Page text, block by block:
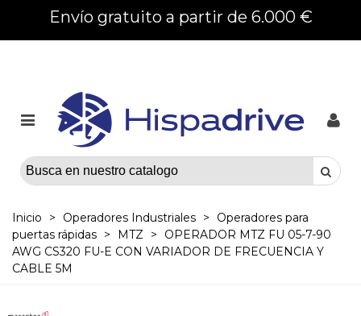
Envío gratuito a partir de 6.000 €
Inicio > Operadores Industriales >
Operadores para
puertas rápidas > MTZ >
OPERADOR MTZ FU 05-7-90
AWG CS320 FU-E CON VARIADOR DE FRECUENCIA Y
CABLE 5M